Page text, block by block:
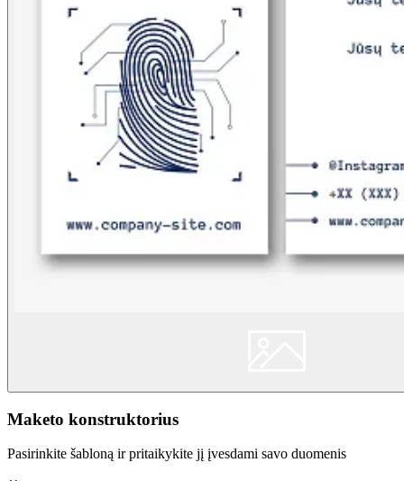
Maketo konstruktorius
Pasirinkite šabloną ir pritaikykite jį įvesdami savo duomenis